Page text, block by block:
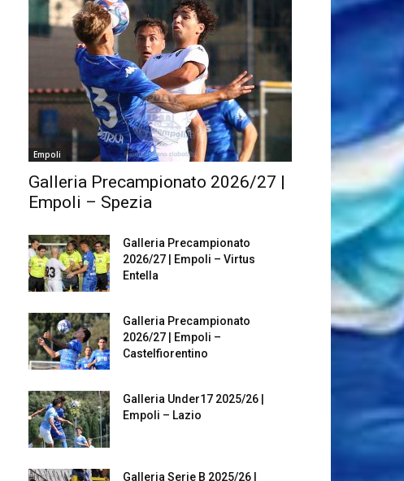
Empoli
Galleria Precampionato 2026/27 |
Empoli – Spezia
Galleria Precampionato
2026/27 | Empoli – Virtus
Entella
Galleria Precampionato
2026/27 | Empoli –
Castelfiorentino
Galleria Under17 2025/26 |
Empoli – Lazio
Galleria Serie B 2025/26 |